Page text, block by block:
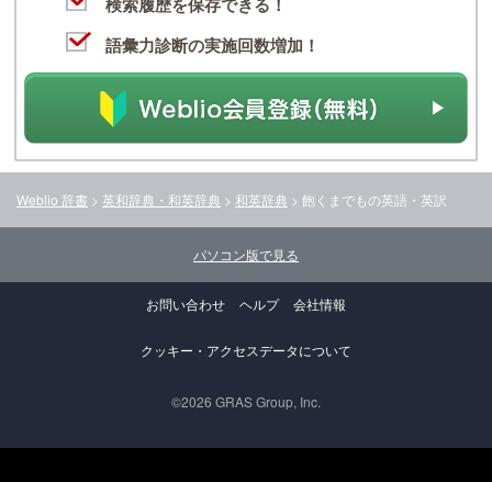
語彙力診断の実施回数増加！
Weblio 辞書 > 英和辞典・和英辞典 > 和英辞典 > 飽くまでもの英語・英訳
パソコン版で見る
お問い合わせ ヘルプ 会社情報
クッキー・アクセスデータについて
©2026 GRAS Group, Inc.